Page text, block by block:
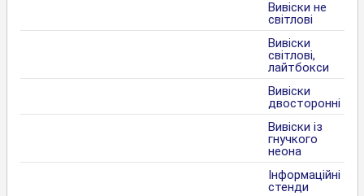
Вивіски не
світлові
Вивіски
світлові,
лайтбокси
Вивіски
двосторонні
Вивіски із
гнучкого
неона
Інформаційні
стенди